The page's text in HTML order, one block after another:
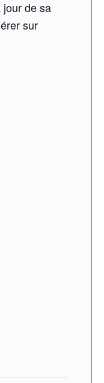
jour de sa
sur